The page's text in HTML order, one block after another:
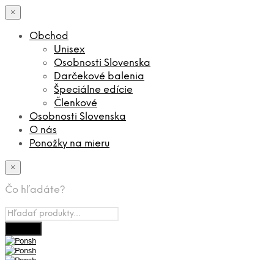
×
Obchod
Unisex
Osobnosti Slovenska
Darčekové balenia
Špeciálne edície
Členkové
Osobnosti Slovenska
O nás
Ponožky na mieru
×
Čo hľadáte?